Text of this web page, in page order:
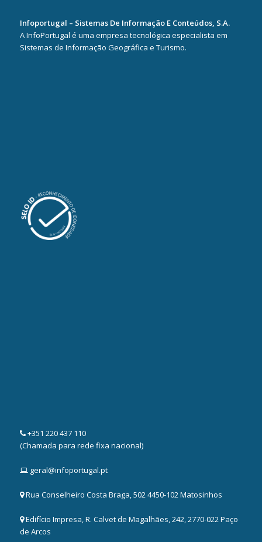
Infoportugal – Sistemas De Informação E Conteúdos, S.A.
A InfoPortugal é uma empresa tecnológica especialista em
Sistemas de Informação Geográfica e Turismo.
+351 220 437 110
(Chamada para rede fixa nacional)
geral@infoportugal.pt
Rua Conselheiro Costa Braga, 502 4450-102 Matosinhos
Edifício Impresa, R. Calvet de Magalhães, 242, 2770-022 Paço
de Arcos